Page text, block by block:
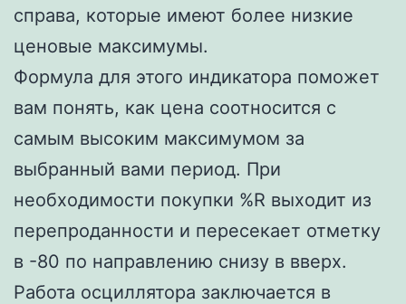
справа, которые имеют более низкие
ценовые максимумы.
Формула для этого индикатора поможет
вам понять, как цена соотносится с
самым высоким максимумом за
выбранный вами период. При
необходимости покупки %R выходит из
перепроданности и пересекает отметку
в -80 по направлению снизу в вверх.
Работа осциллятора заключается в